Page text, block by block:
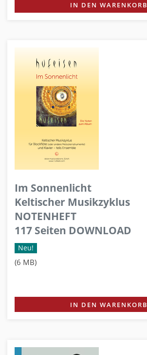
IN DEN WARENKORB
Im Sonnenlicht
Keltischer Musikzyklus
NOTENHEFT
117 Seiten DOWNLOAD
Neu!
(6 MB)
IN DEN WARENKORB